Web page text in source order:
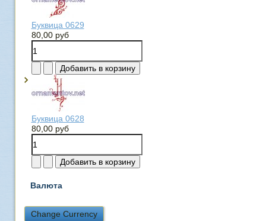
Буквица 0629
80,00 руб
Буквица 0628
80,00 руб
Валюта